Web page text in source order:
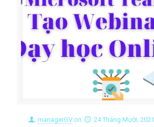
managerGV on 24 Tháng Mười, 2021